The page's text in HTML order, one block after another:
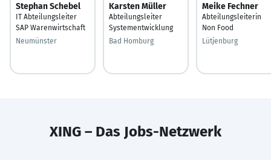
Stephan Schebel
IT Abteilungsleiter
SAP Warenwirtschaft
Neumünster
Karsten Müller
Abteilungsleiter
Systementwicklung
Bad Homburg
Meike Fechner
Abteilungsleiterin
Non Food
Lütjenburg
XING – Das Jobs-Netzwerk